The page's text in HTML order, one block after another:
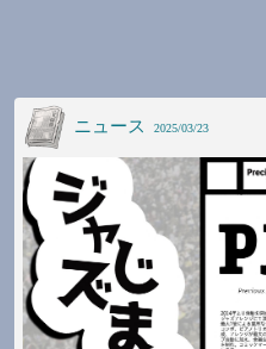
ニュース 2025/03/23